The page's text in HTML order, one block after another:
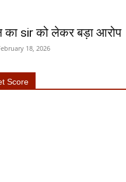
का sir को लेकर बड़ा आरोप
18, 2026
Score